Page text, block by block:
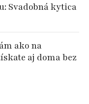
Svadobná kytica
ako na
aj doma bez